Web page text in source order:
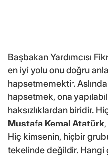
Başbakan Yardımcısı
en iyi yolu onu doğru
hapsetmemektir.
hapsetmek, ona
haksızlıklardan biridir.
Mustafa Kemal Atatürk
Hiç kimsenin, hiçbir
tekelinde değildir. Hangi